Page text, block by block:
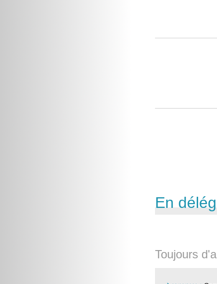
En
Toujours